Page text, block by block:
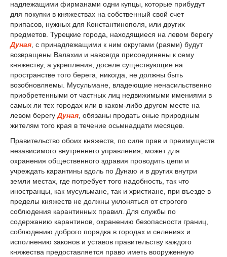
надлежащими фирманами одни купцы, которые прибудут
для покупки в княжествах на собственный свой счет
припасов, нужных для Константинополя, или других
предметов. Турецкие города, находящиеся на левом берегу
Дуная , с принадлежащими к ним округами (раями) будут
возвращены Валахии и навсегда присоединены к сему
княжеству, а укрепления, доселе существующие на
пространстве того берега, никогда, не должны быть
возобновляемы. Мусульмане, владеющие ненасильственно
приобретенными от частных лиц недвижимыми имениями в
самых ли тех городах или в каком-либо другом месте на
левом берегуДуная , обязаны продать оные природным
жителям того края в течение осьмнадцати месяцев.
Правительство обоих княжеств, по силе прав и преимуществ
независимого внутреннего управления, может для
охранения общественного здравия проводить цепи и
учреждать карантины вдоль по Дунаю и в других внутри
земли местах, где потребует того надобность, так что
иностранцы, как мусульмане, так и христиане, при въезде в
пределы княжеств не должны уклоняться от строгого
соблюдения карантинных правил. Для службы по
содержанию карантинов, охранению безопасности границ,
соблюдению доброго порядка в городах и селениях и
исполнению законов и уставов правительству каждого
княжества предоставляется право иметь вооруженную